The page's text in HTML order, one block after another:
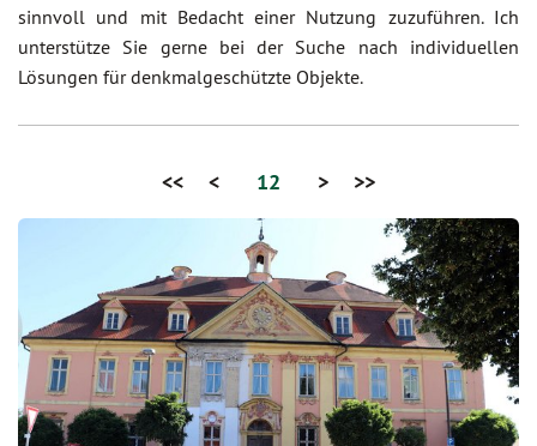
sinnvoll und mit Bedacht einer Nutzung zuzuführen. Ich
unterstütze Sie gerne bei der Suche nach individuellen
Lösungen für denkmalgeschützte Objekte.
<< < 12 > >>